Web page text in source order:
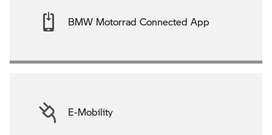
BMW Motorrad Connected App
E-Mobility